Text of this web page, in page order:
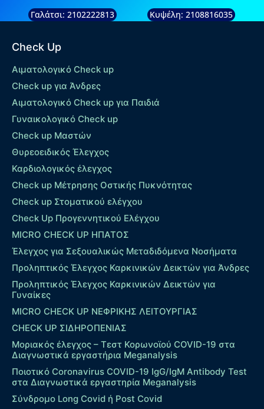
Γαλάτσι: 2102222813 Κυψέλη: 2108816035
Check Up
Αιματολογικό Check up
Check up για Άνδρες
Αιματολογικό Check up για Παιδιά
Γυναικολογικό Check up
Check up Μαστών
Θυρεοειδικός Έλεγχος
Καρδιολογικός έλεγχος
Check up Mέτρησης Οστικής Πυκνότητας
Check up Στοματικού ελέγχου
Check Up Προγεννητικού Ελέγχου
MICRO CHECK UP HΠΑΤΟΣ
Έλεγχος για Σεξουαλικώς Μεταδιδόμενα Νοσήματα
Προληπτικός Έλεγχος Καρκινικών Δεικτών για Άνδρες
Προληπτικός Έλεγχος Καρκινικών Δεικτών για
Γυναίκες
MICRO CHECK UP ΝΕΦΡΙΚΗΣ ΛΕΙΤΟΥΡΓΙΑΣ
CHECK UP ΣΙΔΗΡΟΠΕΝΙΑΣ
Μοριακός έλεγχος – Τεστ Κορωνοϊού COVID-19 στα
Διαγνωστικά εργαστήρια Meganalysis
Ποιοτικό Coronavirus COVID-19 IgG/IgM Antibody Test
στα Διαγνωστικά εργαστηρία Meganalysis
Σύνδρομο Long Covid ή Post Covid